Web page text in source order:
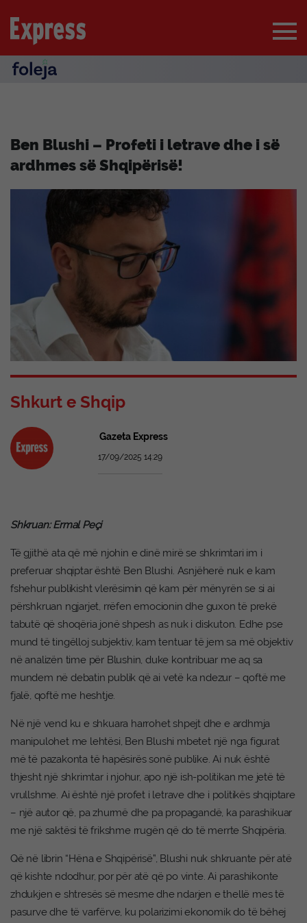
Ben Blushi – Profeti i letrave dhe i së
ardhmes së Shqipërisë!
Shkurt e Shqip
Gazeta Express
17/09/2025 14:29
Shkruan: Ermal Peçi
Të gjithë ata që më njohin e dinë mirë se shkrimtari im i
preferuar shqiptar është Ben Blushi. Asnjëherë nuk e kam
fshehur publikisht vlerësimin që kam për mënyrën se si ai
përshkruan ngjarjet, rrëfen emocionin dhe guxon të prekë
tabutë që shoqëria jonë shpesh as nuk i diskuton. Edhe pse
mund të tingëlloj subjektiv, kam tentuar të jem sa më objektiv
në analizën time për Blushin, duke kontribuar me aq sa
mundem në debatin publik që ai vetë ka ndezur – qoftë me
fjalë, qoftë me heshtje.
Në një vend ku e shkuara harrohet shpejt dhe e ardhmja
manipulohet me lehtësi, Ben Blushi mbetet një nga figurat
më të pazakonta të hapësirës sonë publike. Ai nuk është
thjesht një shkrimtar i njohur, apo një ish-politikan me jetë të
vrullshme. Ai është një profet i letrave dhe i politikës shqiptare
– një autor që, pa zhurmë dhe pa propagandë, ka parashikuar
me një saktësi të frikshme rrugën që do të merrte Shqipëria.
Që në librin “Hëna e Shqipërisë”, Blushi nuk shkruante për atë
që kishte ndodhur, por për atë që po vinte. Ai parashikonte
zhdukjen e shtresës së mesme dhe ndarjen e thellë mes të
pasurve dhe të varfërve, ku polarizimi ekonomik do të bëhej